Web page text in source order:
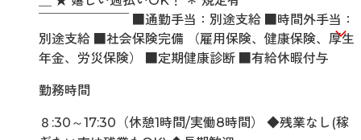
￣￣￣￣￣￣￣ ■通勤手当：別途支給 ■時間外手当：
別途支給 ■社会保険完備 （雇用保険、健康保険、厚生
年金、労災保険） ■定期健康診断 ■有給休暇付与
勤務時間
８:30～17:30（休憩1時間/実働8時間） ◆残業なし(稼